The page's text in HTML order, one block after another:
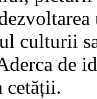
culturii
de
cetății.